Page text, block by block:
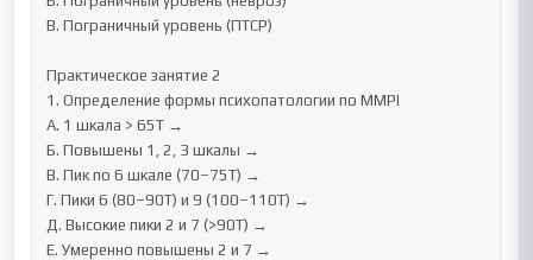
В. Пограничный уровень (ПТСР)
Практическое занятие 2
1. Определение формы психопатологии по MMPI
А. 1 шкала > 65Т →
Б. Повышены 1, 2, 3 шкалы →
В. Пик по 6 шкале (70–75Т) →
Г. Пики 6 (80–90Т) и 9 (100–110Т) →
Д. Высокие пики 2 и 7 (>90Т) →
Е. Умеренно повышены 2 и 7 →